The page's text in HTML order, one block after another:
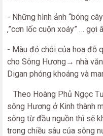
- Những hình ảnh “bóng
,”cơn lốc cuộn xoáy” … gợi
- Màu đỏ chói của hoa đỗ
cho Sông Hương→ nhà
Digan phóng khoáng và
Theo Hoàng Phủ Ngọc
sông Hương ở Kinh thành
sông từ đầu nguồn thì sẽ
trong chiều sâu của sông